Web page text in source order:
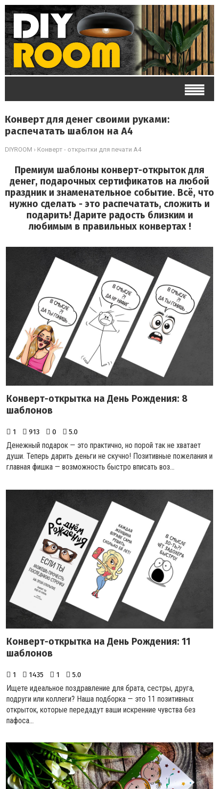
Конверт для денег своими руками:
распечатать шаблон на А4
DIYROOM › Конверт - открытки для печати А4
Премиум шаблоны конверт-открыток для
денег, подарочных сертификатов на любой
праздник и знаменательное событие. Всё, что
нужно сделать - это распечатать, сложить и
подарить! Дарите радость близким и
любимым в правильных конвертах !
Конверт-открытка на День Рождения: 8
шаблонов
1 913 0 5.0
Денежный подарок — это практично, но порой так не хватает
души. Теперь дарить деньги не скучно! Позитивные пожелания и
главная фишка — возможность быстро вписать воз...
Конверт-открытка на День Рождения: 11
шаблонов
1 1435 1 5.0
Ищете идеальное поздравление для брата, сестры, друга,
подруги или коллеги? Наша подборка — это 11 позитивных
открыток, которые передадут ваши искренние чувства без
пафоса...